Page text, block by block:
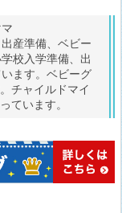
産準備、ベビー
校入学準備、出
ます。ベビーグ
チャイルドマイ
ています。